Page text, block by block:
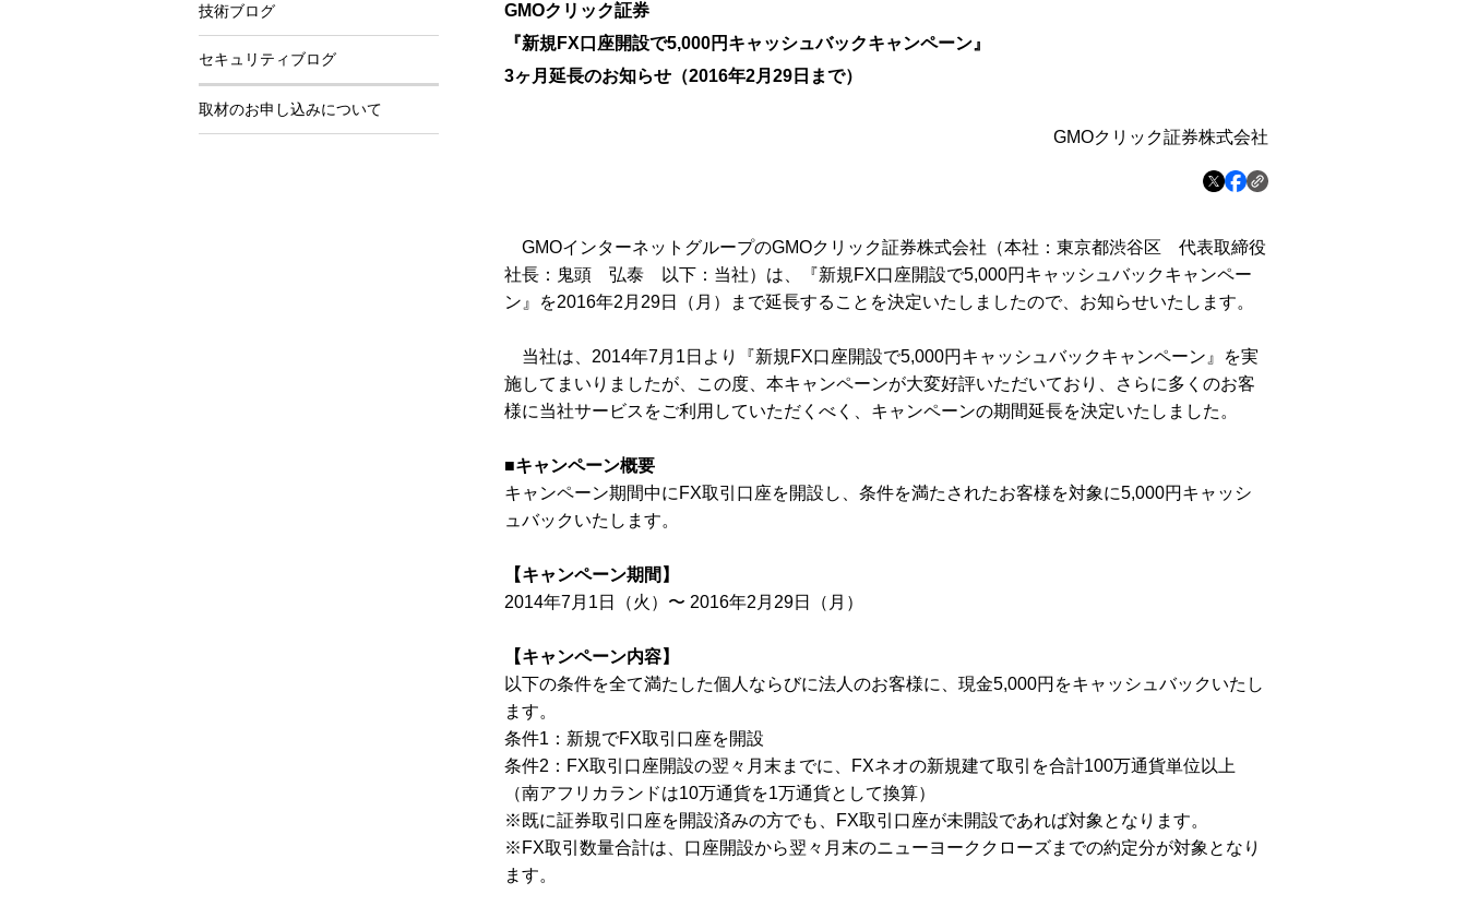
GMOクリック証券
『新規FX口座開設で5,000円キャッシュバックキャンペーン』
3ヶ月延長のお知らせ（2016年2月29日まで）
GMOクリック証券株式会社
GMOインターネットグループのGMOクリック証券株式会社（本社：東京都渋谷区 代表取締役
社長：鬼頭 弘泰 以下：当社）は、『新規FX口座開設で5,000円キャッシュバックキャンペー
ン』を2016年2月29日（月）まで延長することを決定いたしましたので、お知らせいたします。
当社は、 2014年7月1日より『新規FX口座開設で5,000円キャッシュバックキャンペーン』を実
施してまいりましたが、この度、本キャンペーンが大変好評いただいており、さらに多くのお客
様に当社サービスをご利用していただくべく、キャンペーンの期間延長を決定いたしました。
■キャンペーン概要
キャンペーン期間中に FX取引口座を開設し、条件を満たされたお客様を対象に5,000円キャッシ
ュバックいたします。
【キャンペーン期間】
2014年7月1日（火）〜 2016年2月29日（月）
【キャンペーン内容】
以下の条件を全て満たした個人ならびに法人のお客様に、現金5,000円をキャッシュバックいたし
ます。
条件1：新規でFX取引口座を開設
条件2：FX取引口座開設の翌々月末までに、FXネオの新規建て取引を合計100万通貨単位以上
（南アフリカランドは10万通貨を1万通貨として換算）
※既に証券取引口座を開設済みの方でも、
FX取引口座が未開設であれば対象となります。
※FX取引数量合計は、口座開設から翌々月末のニューヨーククローズまでの約定分が対象となり
ます。
技術ブログ
セキュリティブログ
取材のお申し込みについて